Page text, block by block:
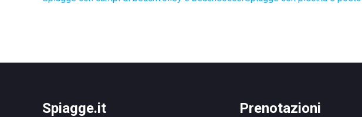
Spiagge.it Prenotazioni